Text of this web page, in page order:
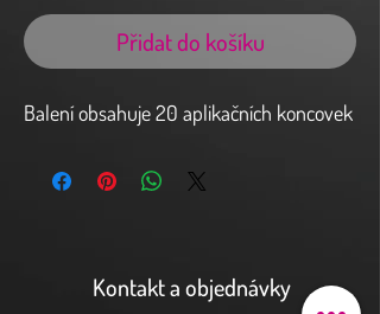
Přidat do košíku
Balení obsahuje 20 aplikačních koncovek
Kontakt a objednávky